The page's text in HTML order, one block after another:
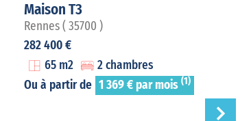
Maison T3
Rennes ( 35700 )
282 400 €
65 m2
2 chambres
Ou à partir de 1 369 € par mois (1)